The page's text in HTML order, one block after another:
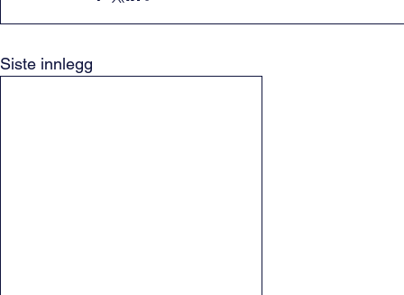
Siste innlegg